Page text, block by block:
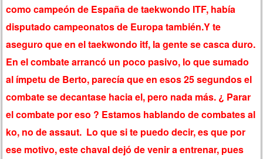
como campeón de España de taekwondo ITF, había
disputado campeonatos de Europa también.Y te
aseguro que en el taekwondo itf, la gente se casca duro.
En el combate arrancó un poco pasivo, lo que sumado
al ímpetu de Berto, parecía que en esos 25 segundos el
combate se decantase hacia el, pero nada más. ¿ Parar
el combate por eso ? Estamos hablando de combates al
ko, no de assaut. Lo que si te puedo decir, es que por
ese motivo, este chaval dejó de venir a entrenar, pues